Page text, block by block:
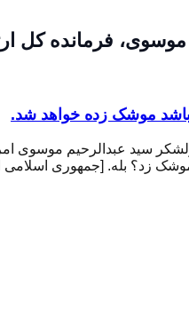
موسوی، فرمانده کل
باشد موشک زده خواهد شد.
سید عبدالرحیم موسوی
زد؟ بله. [جمهوری اسلامی